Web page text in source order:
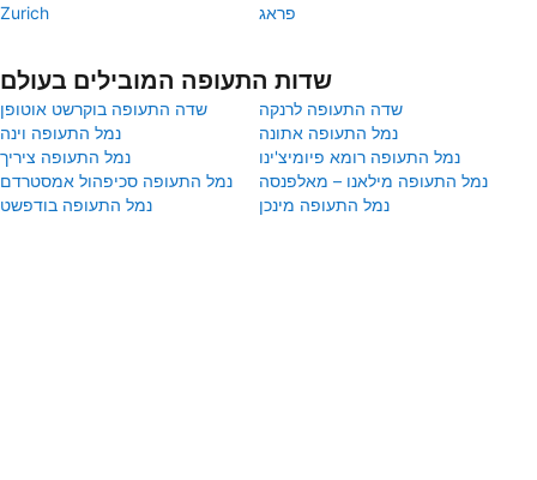
Zurich
פראג
שדות התעופה המובילים בעולם
שדה התעופה בוקרשט אוטופן
שדה התעופה לרנקה
נמל התעופה וינה
נמל התעופה אתונה
נמל התעופה ציריך
נמל התעופה רומא פיומיצ'ינו
נמל התעופה סכיפהול אמסטרדם
נמל התעופה מילאנו – מאלפנסה
נמל התעופה בודפשט
נמל התעופה מינכן